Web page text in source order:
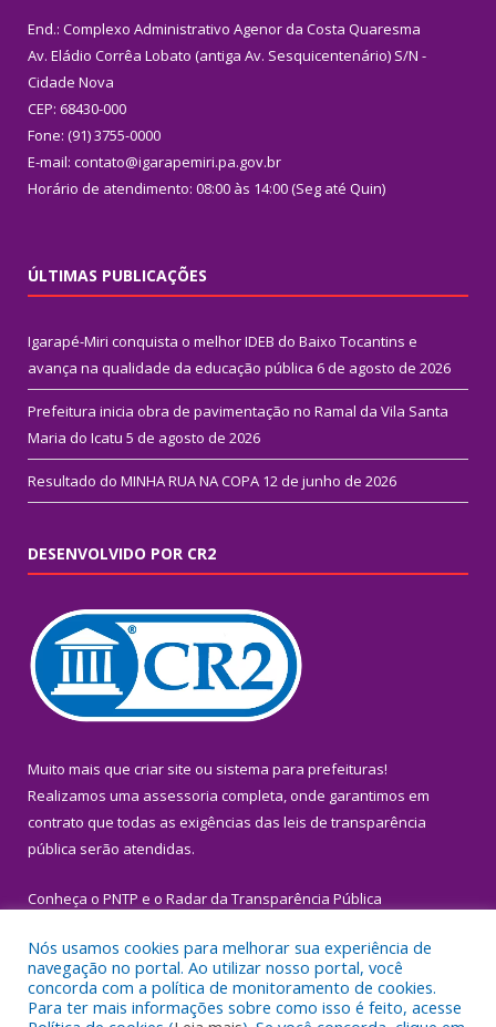
End.: Complexo Administrativo Agenor da Costa Quaresma
Av. Eládio Corrêa Lobato (antiga Av. Sesquicentenário) S/N -
Cidade Nova
CEP: 68430-000
Fone: (91) 3755-0000
E-mail: contato@igarapemiri.pa.gov.br
Horário de atendimento: 08:00 às 14:00 (Seg até Quin)
ÚLTIMAS PUBLICAÇÕES
Igarapé-Miri conquista o melhor IDEB do Baixo Tocantins e
avança na qualidade da educação pública 6 de agosto de 2026
Prefeitura inicia obra de pavimentação no Ramal da Vila Santa
Maria do Icatu 5 de agosto de 2026
Resultado do MINHA RUA NA COPA 12 de junho de 2026
DESENVOLVIDO POR CR2
Muito mais que criar site ou sistema para prefeituras!
Realizamos uma assessoria completa, onde garantimos em
contrato que todas as exigências das leis de transparência
pública serão atendidas.
Conheça o PNTP e o Radar da Transparência Pública
Todos os direitos reservados a Prefeitura Municipal de Igarapé-
Nós usamos cookies para melhorar sua experiência de
navegação no portal. Ao utilizar nosso portal, você
concorda com a política de monitoramento de cookies.
Para ter mais informações sobre como isso é feito, acesse